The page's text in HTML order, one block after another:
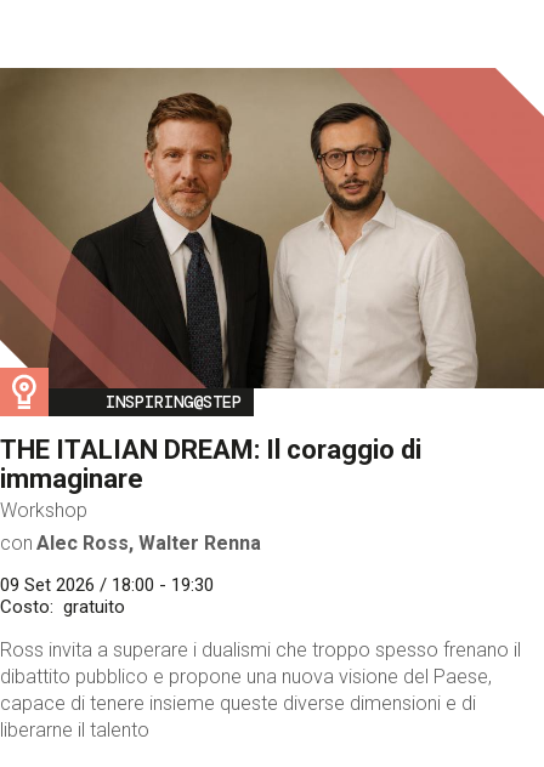
Image
INSPIRING@STEP
THE ITALIAN DREAM: Il coraggio di
immaginare
Workshop
con Alec Ross, Walter Renna
09 Set 2026 / 18:00 - 19:30
Costo
gratuito
Ross invita a superare i dualismi che troppo spesso frenano il
dibattito pubblico e propone una nuova visione del Paese,
capace di tenere insieme queste diverse dimensioni e di
liberarne il talento